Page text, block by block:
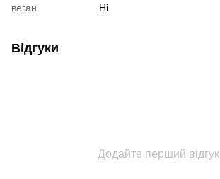
веган
Ні
Відгуки
Додайте перший відгук